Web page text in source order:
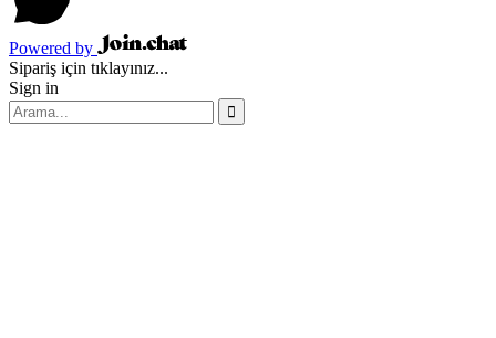
Powered by
Sipariş için tıklayınız...
Sign in